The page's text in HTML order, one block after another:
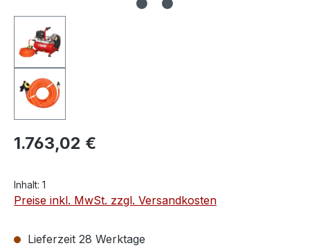
1.763,02 €
Inhalt: 1
Preise inkl. MwSt. zzgl. Versandkosten
Lieferzeit 28 Werktage